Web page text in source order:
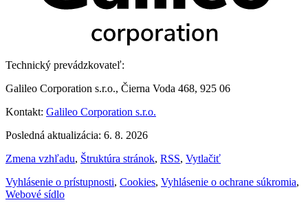
Technický prevádzkovateľ:
Galileo Corporation s.r.o., Čierna Voda 468, 925 06
Kontakt: Galileo Corporation s.r.o.
Posledná aktualizácia: 6. 8. 2026
Zmena vzhľadu, Štruktúra stránok, RSS, Vytlačiť
Vyhlásenie o prístupnosti, Cookies, Vyhlásenie o ochrane súkromia,
Webové sídlo